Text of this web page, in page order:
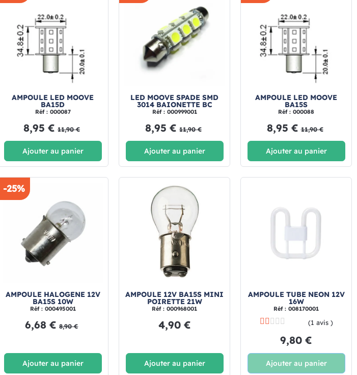
AMPOULE LED MOOVE
BA15D
Réf : 000087
8,95 € 11,90 €
Ajouter au panier
LED MOOVE SPADE SMD
3014 BAIONETTE BC
Réf : 000999001
8,95 € 11,90 €
Ajouter au panier
AMPOULE LED MOOVE
BA15S
Réf : 000088
8,95 € 11,90 €
Ajouter au panier
-25%
AMPOULE HALOGENE 12V
BA15S 10W
Réf : 000495001
6,68 € 8,90 €
Ajouter au panier
AMPOULE 12V BA15S MINI
POIRETTE 21W
Réf : 000968001
4,90 €
Ajouter au panier
AMPOULE TUBE NEON 12V
16W
Réf : 008170001
(1 avis )
9,80 €
Ajouter au panier